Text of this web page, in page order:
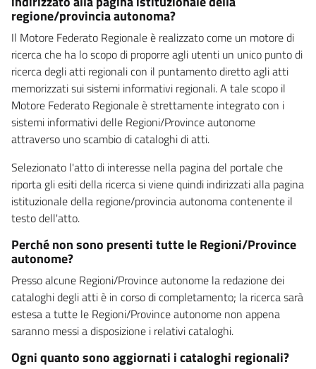
regione/provincia autonoma?
Il Motore Federato Regionale è realizzato come un motore di
ricerca che ha lo scopo di proporre agli utenti un unico punto di
ricerca degli atti regionali con il puntamento diretto agli atti
memorizzati sui sistemi informativi regionali. A tale scopo il
Motore Federato Regionale è strettamente integrato con i
sistemi informativi delle Regioni/Province autonome
attraverso uno scambio di cataloghi di atti.
Selezionato l'atto di interesse nella pagina del portale che
riporta gli esiti della ricerca si viene quindi indirizzati alla pagina
istituzionale della regione/provincia autonoma contenente il
testo dell'atto.
Perché non sono presenti tutte le Regioni/Province
autonome?
Presso alcune Regioni/Province autonome la redazione dei
cataloghi degli atti è in corso di completamento; la ricerca sarà
estesa a tutte le Regioni/Province autonome non appena
saranno messi a disposizione i relativi cataloghi.
Ogni quanto sono aggiornati i cataloghi regionali?